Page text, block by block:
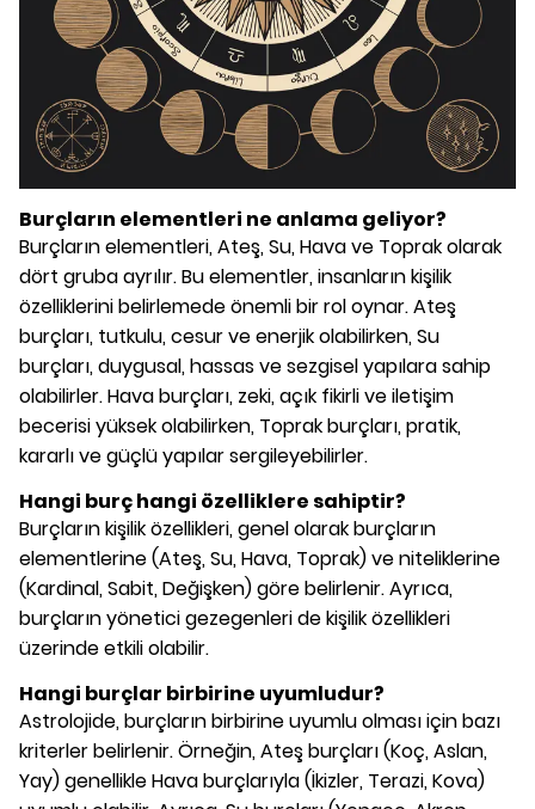
Burçların elementleri ne anlama geliyor?
Burçların elementleri, Ateş, Su, Hava ve Toprak olarak
dört gruba ayrılır. Bu elementler, insanların kişilik
özelliklerini belirlemede önemli bir rol oynar. Ateş
burçları, tutkulu, cesur ve enerjik olabilirken, Su
burçları, duygusal, hassas ve sezgisel yapılara sahip
olabilirler. Hava burçları, zeki, açık fikirli ve iletişim
becerisi yüksek olabilirken, Toprak burçları, pratik,
kararlı ve güçlü yapılar sergileyebilirler.
Hangi burç hangi özelliklere sahiptir?
Burçların kişilik özellikleri, genel olarak burçların
elementlerine (Ateş, Su, Hava, Toprak) ve niteliklerine
(Kardinal, Sabit, Değişken) göre belirlenir. Ayrıca,
burçların yönetici gezegenleri de kişilik özellikleri
üzerinde etkili olabilir.
Hangi burçlar birbirine uyumludur?
Astrolojide, burçların birbirine uyumlu olması için bazı
kriterler belirlenir. Örneğin, Ateş burçları (Koç, Aslan,
Yay) genellikle Hava burçlarıyla (İkizler, Terazi, Kova)